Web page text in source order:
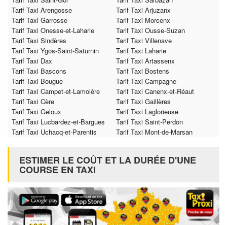
Tarif Taxi Arengosse
Tarif Taxi Arjuzanx
Tarif Taxi Garrosse
Tarif Taxi Morcenx
Tarif Taxi Onesse-et-Laharie
Tarif Taxi Ousse-Suzan
Tarif Taxi Sindères
Tarif Taxi Villenave
Tarif Taxi Ygos-Saint-Saturnin
Tarif Taxi Laharie
Tarif Taxi Dax
Tarif Taxi Artassenx
Tarif Taxi Bascons
Tarif Taxi Bostens
Tarif Taxi Bougue
Tarif Taxi Campagne
Tarif Taxi Campet-et-Lamolère
Tarif Taxi Canenx-et-Réaut
Tarif Taxi Cère
Tarif Taxi Gaillères
Tarif Taxi Geloux
Tarif Taxi Laglorieuse
Tarif Taxi Lucbardez-et-Bargues
Tarif Taxi Saint-Perdon
Tarif Taxi Uchacq-et-Parentis
Tarif Taxi Mont-de-Marsan
ESTIMER LE COÛT ET LA DURÉE D'UNE
COURSE EN TAXI